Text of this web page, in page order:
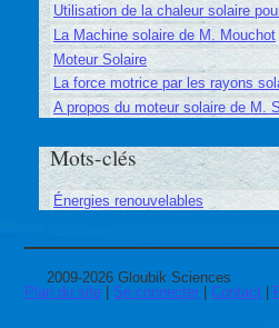
Utilisation de la chaleur solaire
La Machine solaire de M. Mouchot
Moteur Solaire
La force motrice par les rayons
A propos du moteur solaire de M.
Mots-clés
Énergies renouvelables
2009-2026 Gloubik Sciences
Plan du site
Se connecter Contact